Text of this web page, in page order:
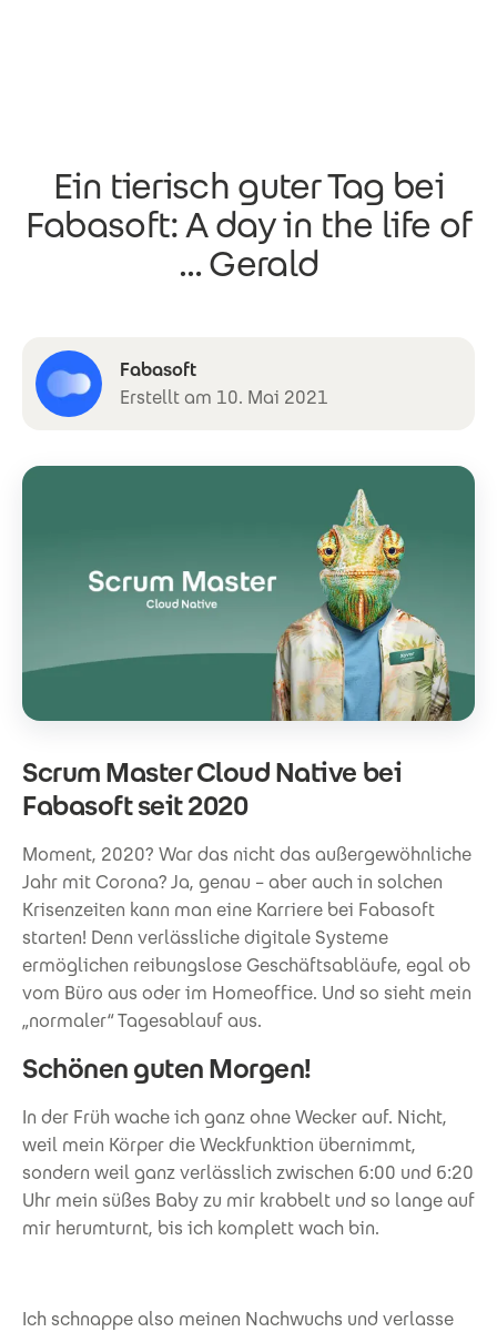
Ein tierisch guter Tag bei
Fabasoft: A day in the life of
… Gerald
Fabasoft
Erstellt am 10. Mai 2021
Scrum Master Cloud Native bei
Fabasoft seit 2020
Moment, 2020? War das nicht das außergewöhnliche
Jahr mit Corona? Ja, genau – aber auch in solchen
Krisenzeiten kann man eine Karriere bei Fabasoft
starten! Denn verlässliche digitale Systeme
ermöglichen reibungslose Geschäftsabläufe, egal ob
vom Büro aus oder im Homeoffice. Und so sieht mein
„normaler“ Tagesablauf aus.
Schönen guten Morgen!
In der Früh wache ich ganz ohne Wecker auf. Nicht,
weil mein Körper die Weckfunktion übernimmt,
sondern weil ganz verlässlich zwischen 6:00 und 6:20
Uhr mein süßes Baby zu mir krabbelt und so lange auf
mir herumturnt, bis ich komplett wach bin.
Ich schnappe also meinen Nachwuchs und verlasse